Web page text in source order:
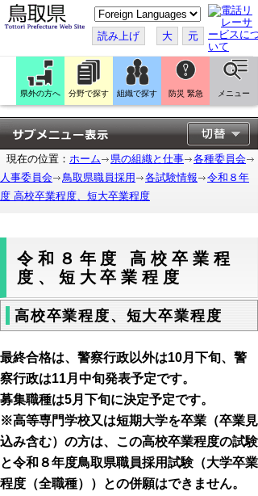
こ
の
ペ
ー
ジ
翻
訳
す
る
読み上げ 大 元
県外の方へ 分野で探す 組織で探す 防災 緊急 メニュー
現在の位置： ホーム 県の組織と仕事
各種委員会
人事委員会
鳥取県職員採用 各試験情報
令和８年
度 高校卒業程度、短大卒業程度
令和８年度 高校卒業程
度、短大卒業程度
高校卒業程度、短大卒業程度
最終合格は、警察行政以外は10月下旬、警
察行政は11月中旬発表予定です。
募集職種は5月下旬に決定予定です。
※高等専門学校又は短期大学を卒業（卒業見
込み含む）の方は、この高校卒業程度の試験
と令和８年度鳥取県職員採用試験（大学卒業
程度（全職種））との併願はできません。